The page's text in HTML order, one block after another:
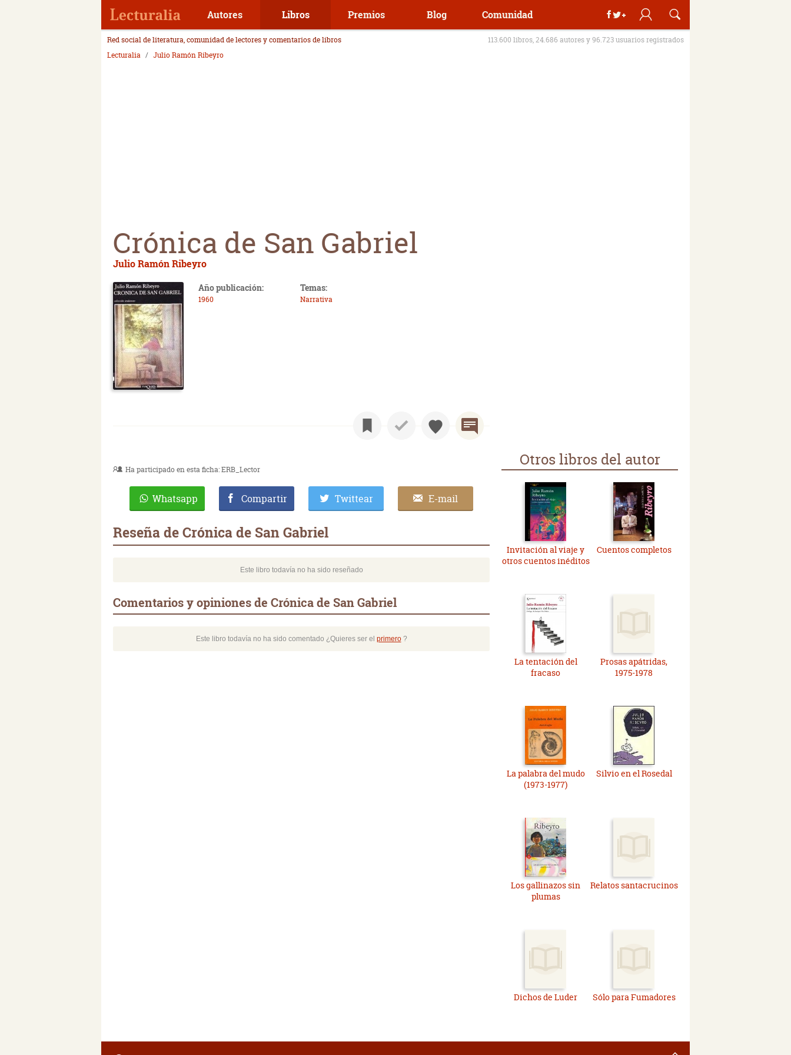
Autores Libros Premios Blog Comunidad
Red social de literatura, comunidad de lectores y comentarios de libros
113.600 libros, 24.686 autores y 96.723 usuarios registrados
Lecturalia
Julio Ramón Ribeyro
Crónica de San Gabriel
Julio Ramón Ribeyro
Año publicación:
1960
Temas:
Narrativa
Ha participado en esta ficha:ERB_Lector
Whatsapp Compartir Twittear E-mail
Reseña de Crónica de San Gabriel
Este libro todavía no ha sido reseñado
Comentarios y opiniones de Crónica de San Gabriel
Este libro todavía no ha sido comentado ¿Quieres ser el primero?
Otros libros del autor
Invitación al viaje y
otros cuentos inéditos
Cuentos completos
La tentación del
fracaso
Prosas apátridas,
1975-1978
La palabra del mudo
(1973-1977)
Silvio en el Rosedal
Los gallinazos sin
plumas
Relatos santacrucinos
Dichos de Luder Sólo para Fumadores